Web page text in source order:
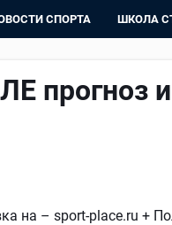
СПОРТА ШКОЛА
прогноз
на – sport-place.ru +